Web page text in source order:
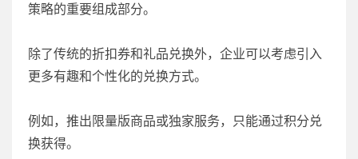
策略的重要组成部分。
除了传统的折扣券和礼品兑换外，企业可以考虑引入
更多有趣和个性化的兑换方式。
例如，推出限量版商品或独家服务，只能通过积分兑
换获得。